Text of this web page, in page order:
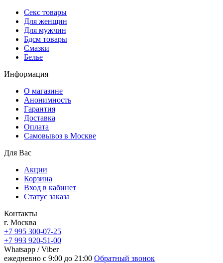
Секс товары
Для женщин
Для мужчин
Бдсм товары
Смазки
Белье
Информация
О магазине
Анонимность
Гарантия
Доставка
Oплата
Самовывоз в Москве
Для Вас
Акции
Корзина
Вход в кабинет
Статус заказа
Контакты
г. Москва
+7 995 300-07-25
+7 993 920-51-00
Whatsapp / Viber
ежедневно с 9:00 до 21:00 Обратный звонок